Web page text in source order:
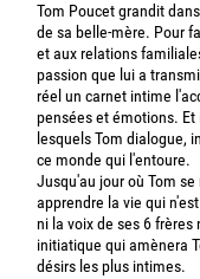
Tom Poucet grandit
de sa belle-mère. Pour
et aux relations
passion que lui a
réel un carnet intime
pensées et émotions.
lesquels Tom dialogue,
ce monde qui l'entoure.
Jusqu'au jour où Tom
apprendre la vie qui
ni la voix de ses 6
initiatique qui amènera
désirs les plus intimes.